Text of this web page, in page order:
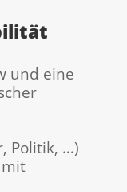
und eine
Politik, …)